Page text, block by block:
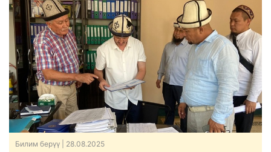
Билим берүү | 28.08.2025